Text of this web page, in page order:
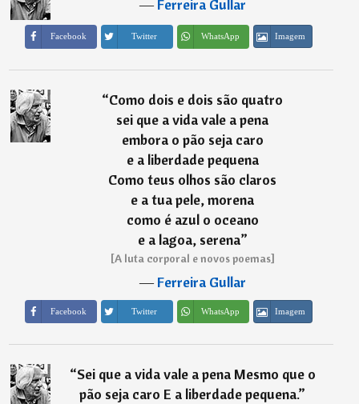
―Ferreira Gullar
Facebook Twitter WhatsApp Imagem
“Como dois e dois são quatro
sei que a vida vale a pena
embora o pão seja caro
e a liberdade pequena
Como teus olhos são claros
e a tua pele, morena
como é azul o oceano
e a lagoa, serena”
[A luta corporal e novos poemas]
―Ferreira Gullar
Facebook Twitter WhatsApp Imagem
“Sei que a vida vale a pena Mesmo que o
pão seja caro E a liberdade pequena.”